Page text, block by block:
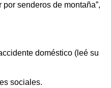
senderos de montaña”,
doméstico (leé su
sociales.